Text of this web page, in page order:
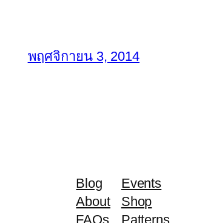
พฤศจิกายน 3, 2014
Blog
About
FAQs
Events
Shop
Patterns